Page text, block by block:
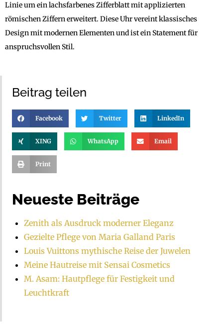
Linie um ein lachsfarbenes Zifferblatt mit applizierten
römischen Ziffern erweitert. Diese Uhr vereint klassisches
Design mit modernen Elementen und ist ein Statement für
anspruchsvollen Stil.
Beitrag teilen
Facebook Twitter LinkedIn
XING WhatsApp Email
Print
Neueste Beiträge
Zenith als Ausdruck moderner Eleganz
Gezielte Pflege von Maria Galland Paris
Louis Vuittons mythische Reise der Juwelen
Meine Hautreise mit Sensai Cosmetics
M. Asam: Hautpflege für Festigkeit und
Leuchtkraft